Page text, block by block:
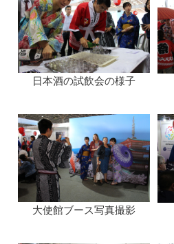
日本酒の試飲会の様子
大使館ブース写真撮影